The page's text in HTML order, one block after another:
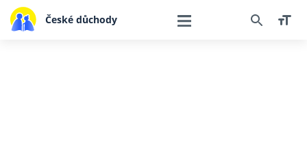
České důchody